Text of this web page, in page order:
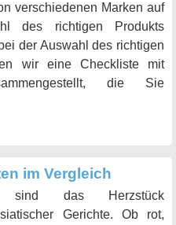
verschiedenen Marken auf
des richtigen Produkts
der Auswahl des richtigen
wir eine Checkliste mit
die Sie
im Vergleich
sind das Herzstück
Gerichte. Ob rot,